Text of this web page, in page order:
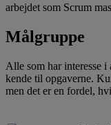
arbejdet som Scrum
Målgruppe
Alle som har interesse i
kende til opgaverne.
men det er en fordel,